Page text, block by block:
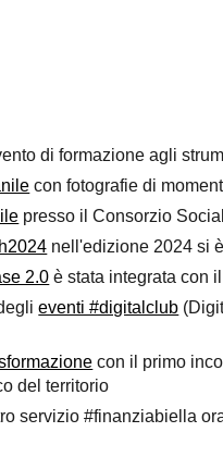
di formazione agli
con fotografie di
presso il Consorzio
nell'edizione 2024 si
2.0 è stata integrata con
eventi #digitalclub
con il primo
del territorio
servizio #finanziabiella